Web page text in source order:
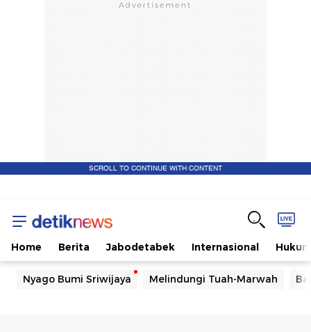
SCROLL TO CONTINUE WITH CONTENT
Home Berita Jabodetabek Internasional Hukum
Nyago Bumi Sriwijaya Melindungi Tuah-Marwah